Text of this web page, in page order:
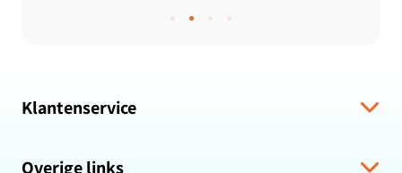
Klantenservice
Overige links